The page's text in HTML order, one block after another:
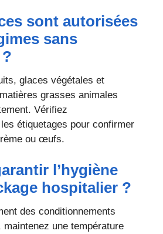
sont autorisées
sans
glaces végétales et
grasses animales
Vérifiez
étiquetages pour confirmer
ou œufs.
l’hygiène
hospitalier ?
des conditionnements
une température